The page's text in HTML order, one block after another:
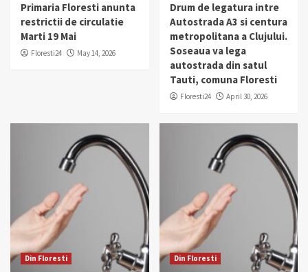
Primaria Floresti anunta
restrictii de circulatie
Marti 19 Mai
Floresti24 May 14, 2026
Drum de legatura intre
Autostrada A3 si centura
metropolitana a Clujului.
Soseaua va lega
autostrada din satul
Tauti, comuna Floresti
Floresti24 April 30, 2026
Din Floresti Din Floresti